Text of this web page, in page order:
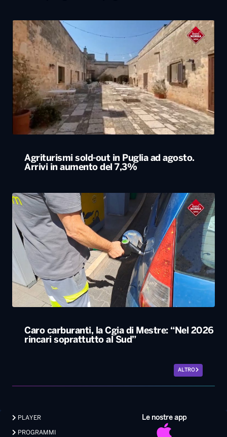
Agriturismi sold-out in Puglia ad agosto.
Arrivi in aumento del 7,3%
Caro carburanti, la Cgia di Mestre: “Nel 2026
rincari soprattutto al Sud”
ALTRO
Le nostre app
PLAYER
PROGRAMMI